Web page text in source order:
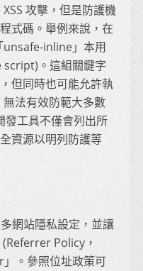
攻擊，但是防護機
式碼。舉例來說，在
unsafe-inline」本用
script)。這組關鍵字
但同時也可能允許執
法有效防範大多數
發工具不僅會列出所
資源以明列防護等
網站隱私設定，並讓
Policy，
。參照位址政策可